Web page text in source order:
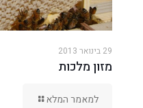
29 בינואר 2013
מזון מלכות
למאמר המלא